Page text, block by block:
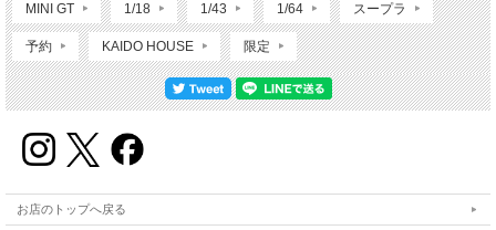
MINI GT 1/18 1/43 1/64 スープラ
予約 KAIDO HOUSE 限定
お店のトップへ戻る